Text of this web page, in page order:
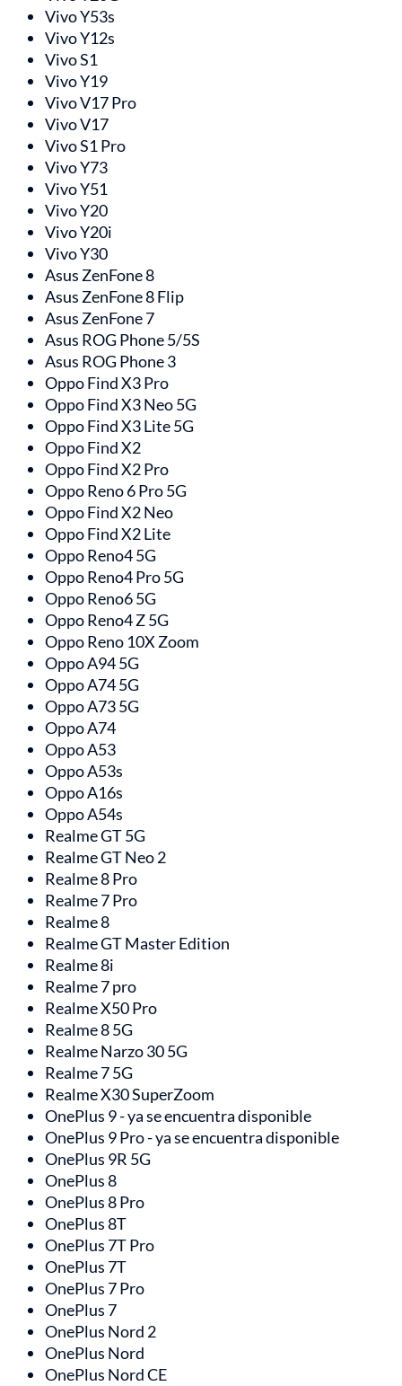
Vivo Y53s
Vivo Y12s
Vivo S1
Vivo Y19
Vivo V17 Pro
Vivo V17
Vivo S1 Pro
Vivo Y73
Vivo Y51
Vivo Y20
Vivo Y20i
Vivo Y30
Asus ZenFone 8
Asus ZenFone 8 Flip
Asus ZenFone 7
Asus ROG Phone 5/5S
Asus ROG Phone 3
Oppo Find X3 Pro
Oppo Find X3 Neo 5G
Oppo Find X3 Lite 5G
Oppo Find X2
Oppo Find X2 Pro
Oppo Reno 6 Pro 5G
Oppo Find X2 Neo
Oppo Find X2 Lite
Oppo Reno4 5G
Oppo Reno4 Pro 5G
Oppo Reno6 5G
Oppo Reno4 Z 5G
Oppo Reno 10X Zoom
Oppo A94 5G
Oppo A74 5G
Oppo A73 5G
Oppo A74
Oppo A53
Oppo A53s
Oppo A16s
Oppo A54s
Realme GT 5G
Realme GT Neo 2
Realme 8 Pro
Realme 7 Pro
Realme 8
Realme GT Master Edition
Realme 8i
Realme 7 pro
Realme X50 Pro
Realme 8 5G
Realme Narzo 30 5G
Realme 7 5G
Realme X30 SuperZoom
OnePlus 9 - ya se encuentra disponible
OnePlus 9 Pro - ya se encuentra disponible
OnePlus 9R 5G
OnePlus 8
OnePlus 8 Pro
OnePlus 8T
OnePlus 7T Pro
OnePlus 7T
OnePlus 7 Pro
OnePlus 7
OnePlus Nord 2
OnePlus Nord
OnePlus Nord CE